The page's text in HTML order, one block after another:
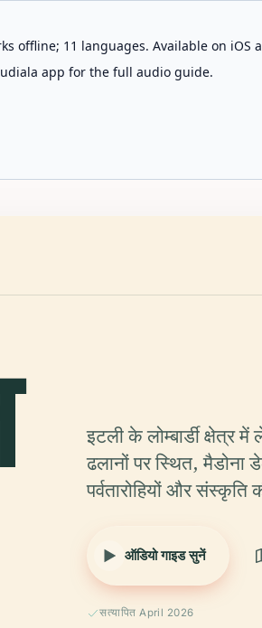
offline; 11 languages. Available on iOS
app for the full audio guide.
इटली के लोम्बार्डी क्षेत्र
ढलानों पर स्थित, मैडोना
पर्वतारोहियों और संस्कृति
ऑडियो गाइड सुनें
सत्यापित April 2026